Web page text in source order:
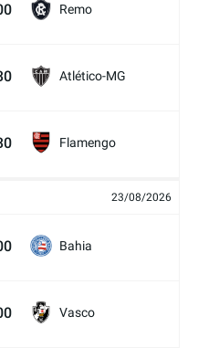
Remo
Atlético-MG
Flamengo
23/08/2026
Bahia
Vasco